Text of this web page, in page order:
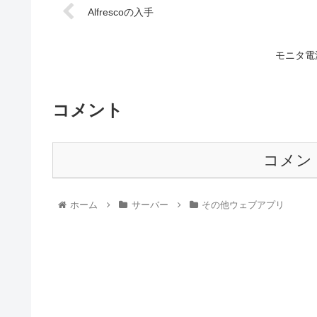
Alfrescoの入手
モニタ
コメント
コメン
ホーム サーバー その他ウェブアプリ